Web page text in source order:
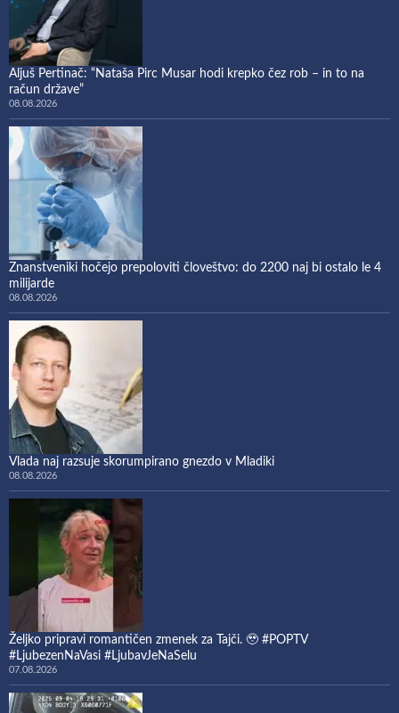
Aljuš Pertinač: “Nataša Pirc Musar hodi krepko čez rob – in to na
račun države”
08.08.2026
Znanstveniki hočejo prepoloviti človeštvo: do 2200 naj bi ostalo le 4
milijarde
08.08.2026
Vlada naj razsuje skorumpirano gnezdo v Mladiki
08.08.2026
Željko pripravi romantičen zmenek za Tajči. 🥹 #POPTV
#LjubezenNaVasi #LjubavJeNaSelu
07.08.2026